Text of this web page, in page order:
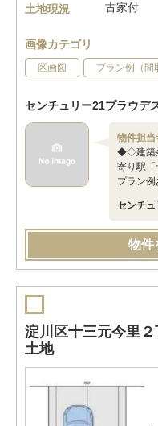
土地現況
古家付
画像カテゴリ
区画図 プラン例（間
センチュリー21プラウデ
物件担当
◆◇建築
寄り駅
プラン例
センチ
物件
淀川区十三元今里
土地